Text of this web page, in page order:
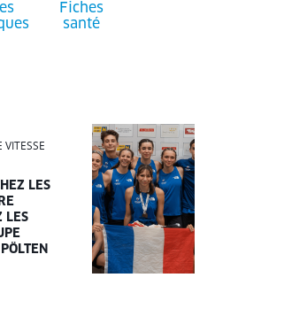
Fiches
santé
VITESSE
LES
LES